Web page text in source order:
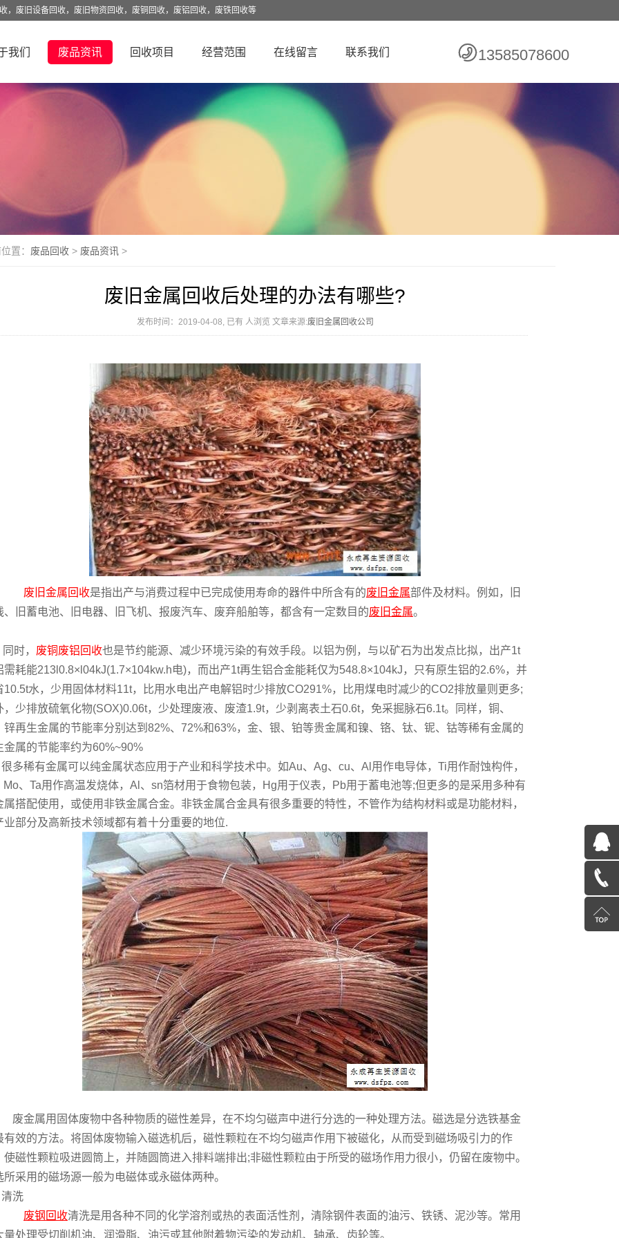
，废旧设备回收，废旧物资回收，废铜回收，废铝回收，废铁回收等
13585078600
我们 废品资讯 回收项目 经营范围 在线留言 联系我们
置： 废品回收 > 废品资讯 >
废旧金属回收后处理的办法有哪些?
发布时间：2019-04-08, 已有 人浏览 文章来源:废旧金属回收公司
废旧金属回收是指出产与消费过程中已完成使用寿命的器件中所含有的废旧金属部件及材料。例如，旧
、旧蓄电池、旧电器、旧飞机、报废汽车、废弃船舶等，都含有一定数目的废旧金属。
， 废铜废铝回收也是节约能源、减少环境污染的有效手段。以铝为例，与以矿石为出发点比拟，出产1t
需耗能213l0.8×l04kJ(1.7×104kw.h电)，而出产1t再生铝合金能耗仅为548.8×104kJ，只有原生铝的2.6%，并
10.5t水，少用固体材料11t，比用水电出产电解铝时少排放CO291%，比用煤电时减少的CO2排放量则更多;
，少排放硫氧化物(SOX)0.06t，少处理废液、废渣1.9t，少剥离表土石0.6t，免采掘脉石6.1t。同样，铜、
锌再生金属的节能率分别达到82%、72%和63%，金、银、铂等贵金属和镍、铬、钛、铌、钴等稀有金属的
金属的节能率约为60%~90%
很多稀有金属可以纯金属状态应用于产业和科学技术中。如Au、Ag、cu、Al用作电导体，Ti用作耐蚀构件，
Mo、Ta用作高温发烧体，Al、sn箔材用于食物包装，Hg用于仪表，Pb用于蓄电池等;但更多的是采用多种有
属搭配使用，或使用非铁金属合金。非铁金属合金具有很多重要的特性，不管作为结构材料或是功能材料，
业部分及高新技术领域都有着十分重要的地位.
废金属用固体废物中各种物质的磁性差异，在不均匀磁声中进行分选的一种处理方法。磁选是分选铁基金
有效的方法。将固体废物输入磁选机后，磁性颗粒在不均匀磁声作用下被磁化，从而受到磁场吸引力的作
使磁性颗粒吸进圆筒上，并随圆筒进入排料端排出;非磁性颗粒由于所受的磁场作用力很小，仍留在废物中。
所采用的磁场源一般为电磁体或永磁体两种。
清洗
废钢回收清洗是用各种不同的化学溶剂或热的表面活性剂，清除钢件表面的油污、铁锈、泥沙等。常用
量处理受切削机油、润滑脂、油污或其他附着物污染的发动机、轴承、齿轮等。